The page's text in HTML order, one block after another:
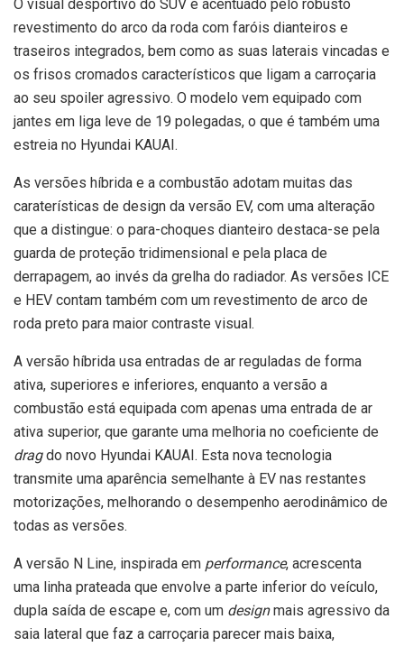
O visual desportivo do SUV é acentuado pelo robusto
revestimento do arco da roda com faróis dianteiros e
traseiros integrados, bem como as suas laterais vincadas e
os frisos cromados característicos que ligam a carroçaria
ao seu spoiler agressivo. O modelo vem equipado com
jantes em liga leve de 19 polegadas, o que é também uma
estreia no Hyundai KAUAI.
As versões híbrida e a combustão adotam muitas das
caraterísticas de design da versão EV, com uma alteração
que a distingue: o para-choques dianteiro destaca-se pela
guarda de proteção tridimensional e pela placa de
derrapagem, ao invés da grelha do radiador. As versões ICE
e HEV contam também com um revestimento de arco de
roda preto para maior contraste visual.
A versão híbrida usa entradas de ar reguladas de forma
ativa, superiores e inferiores, enquanto a versão a
combustão está equipada com apenas uma entrada de ar
ativa superior, que garante uma melhoria no coeficiente de
dragdo novo Hyundai KAUAI. Esta nova tecnologia
transmite uma aparência semelhante à EV nas restantes
motorizações, melhorando o desempenho aerodinâmico de
todas as versões.
A versão N Line, inspirada em performance, acrescenta
uma linha prateada que envolve a parte inferior do veículo,
dupla saída de escape e, com um designmais agressivo da
saia lateral que faz a carroçaria parecer mais baixa,